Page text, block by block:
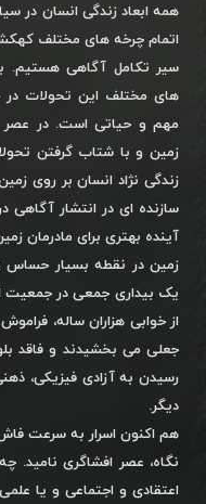
همه ابعاد زندگی انسان در
اتمام چرخه های مختلف
سیر تکامل آگاهی هستیم.
های مختلف این تحولات
مهم و حیاتی است. در عصر
زمین و با شتاب گرفتن
زندگی نژاد انسان بر روی
سازنده ای در انتشار آگاهی
آینده بهتری برای مادرمان
زمین در نقطه بسیار حساس
یک بیداری جمعی در جمعیت
از خوابی هزاران ساله،
جعلی می بخشیدند و فاقد
رسیدن به آزادی فیزیکی،
دیگر.
هم اکنون اسرار به سرعت
نگاه، عصر افشاگری
اعتقادی و اجتماعی و یا